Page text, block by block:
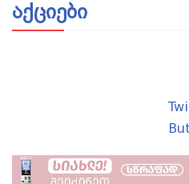
აქციები